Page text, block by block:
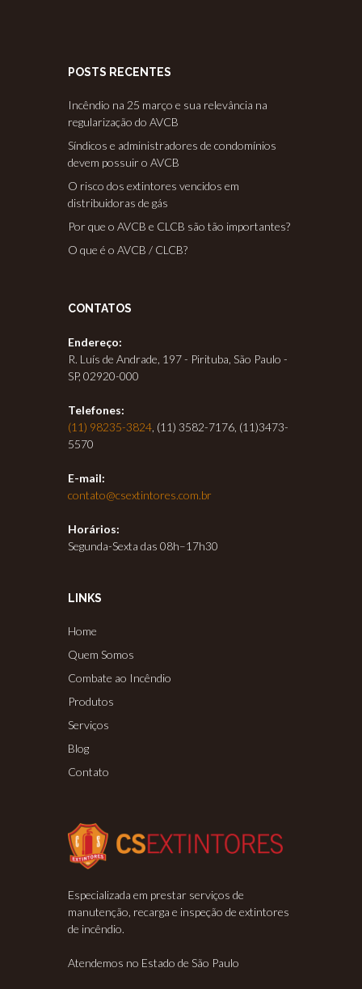
POSTS RECENTES
Incêndio na 25 março e sua relevância na
regularização do AVCB
Síndicos e administradores de condomínios
devem possuir o AVCB
O risco dos extintores vencidos em
distribuidoras de gás
Por que o AVCB e CLCB são tão importantes?
O que é o AVCB / CLCB?
CONTATOS
Endereço:
R. Luís de Andrade, 197 - Pirituba, São Paulo -
SP, 02920-000
Telefones:
(11) 98235-3824 , (11) 3582-7176, (11)3473-
5570
E-mail:
contato@csextintores.com.br
Horários:
Segunda-Sexta das 08h–17h30
LINKS
Home
Quem Somos
Combate ao Incêndio
Produtos
Serviços
Blog
Contato
Especializada em prestar serviços de
manutenção, recarga e inspeção de extintores
de incêndio.
Atendemos no Estado de São Paulo